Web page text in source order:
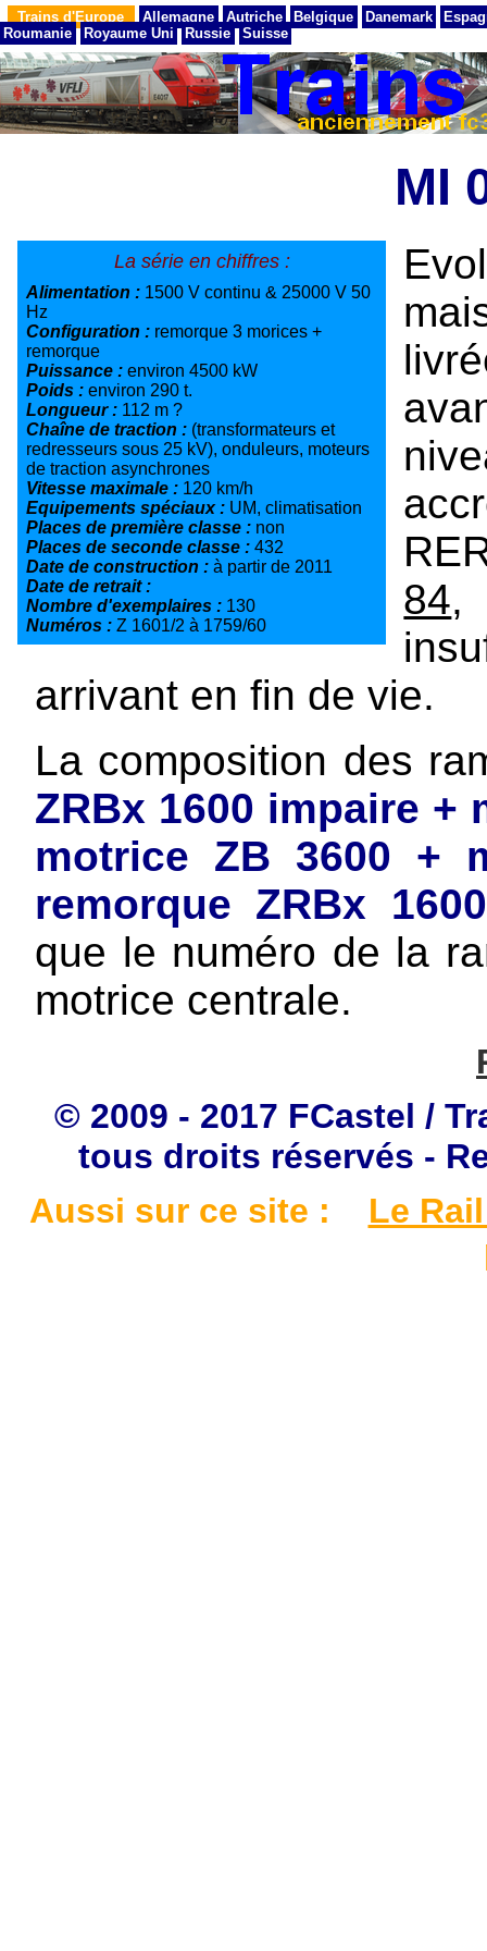
Trains d'Europe Allemagne Autriche Belgique Danemark
Roumanie
Royaume Uni Russie Suisse
MI
La série en chiffres :
Alimentation : 1500 V continu & 25000 V 50
Hz
Configuration : remorque 3 morices +
remorque
Puissance : environ 4500 kW
Poids : environ 290 t.
Longueur : 112 m ?
Chaîne de traction : (transformateurs et
redresseurs sous 25 kV), onduleurs, moteurs
de traction asynchrones
Vitesse maximale : 120 km/h
Equipements spéciaux : UM, climatisation
Places de première classe : non
Places de seconde classe : 432
Date de construction : à partir de 2011
Date de retrait :
Nombre d'exemplaires : 130
Numéros : Z 1601/2 à 1759/60
84,
arrivant en fin de vie.
La composition des
ZRBx 1600 impaire +
motrice ZB 3600 +
remorque ZRBx
que le numéro de la
motrice centrale.
© 2009 - 2017 FCastel /
tous droits réservés -
Aussi sur ce site :
Le